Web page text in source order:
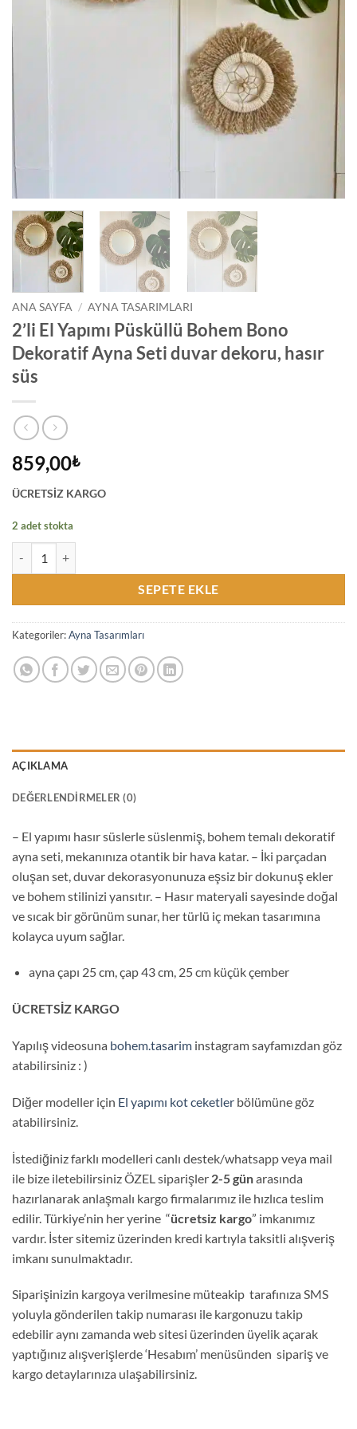
ANA SAYFA / AYNA TASARIMLARI
2’li El Yapımı Püsküllü Bohem Bono
Dekoratif Ayna Seti duvar dekoru, hasır
süs
859,00₺
ÜCRETSİZ KARGO
2 adet stokta
SEPETE EKLE
Kategoriler:Ayna Tasarımları
AÇIKLAMA
DEĞERLENDIRMELER (0)
– El yapımı hasır süslerle süslenmiş, bohem temalı dekoratif
ayna seti, mekanınıza otantik bir hava katar. – İki parçadan
oluşan set, duvar dekorasyonunuza eşsiz bir dokunuş ekler
ve bohem stilinizi yansıtır. – Hasır materyali sayesinde doğal
ve sıcak bir görünüm sunar, her türlü iç mekan tasarımına
kolayca uyum sağlar.
ayna çapı 25 cm, çap 43 cm, 25 cm küçük çember
ÜCRETSİZ KARGO
Yapılış videosuna bohem.tasarim instagram sayfamızdan göz
atabilirsiniz : )
Diğer modeller için El yapımı kot ceketler bölümüne göz
atabilirsiniz.
İstediğiniz farklı modelleri canlı destek/whatsapp veya mail
ile bize iletebilirsiniz ÖZEL siparişler 2-5 günarasında
hazırlanarak anlaşmalı kargo firmalarımız ile hızlıca teslim
edilir. Türkiye’nin her yerine “ücretsiz kargo” imkanımız
vardır. İster sitemiz üzerinden kredi kartıyla taksitli alışveriş
imkanı sunulmaktadır.
Siparişinizin kargoya verilmesine müteakip tarafınıza SMS
yoluyla gönderilen takip numarası ile kargonuzu takip
edebilir aynı zamanda web sitesi üzerinden üyelik açarak
yaptığınız alışverişlerde ‘Hesabım’ menüsünden sipariş ve
kargo detaylarınıza ulaşabilirsiniz.